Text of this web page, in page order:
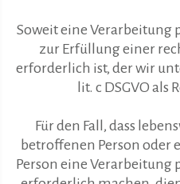
Soweit eine Verarbeitung
zur Erfüllung einer
erforderlich ist, der wir
lit. c DSGVO als
Für den Fall, dass
betroffenen Person oder
Person eine Verarbeitung